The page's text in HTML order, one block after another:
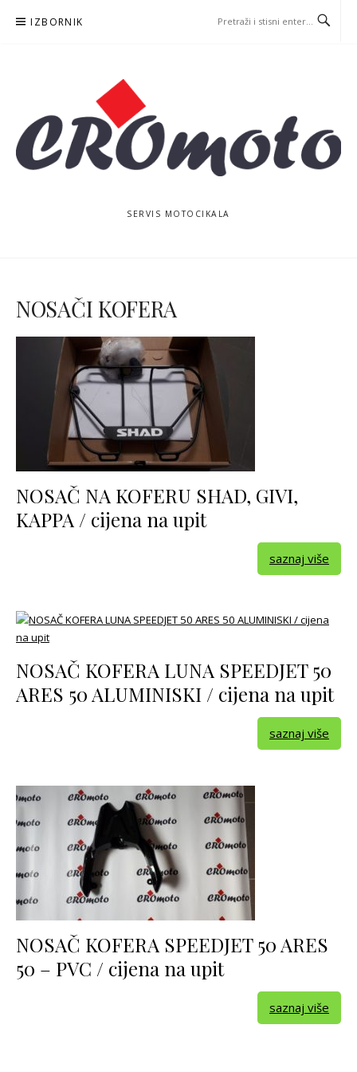
IZBORNIK
SERVIS MOTOCIKALA
NOSAČI KOFERA
NOSAČ NA KOFERU SHAD, GIVI,
KAPPA / cijena na upit
saznaj više
NOSAČ KOFERA LUNA SPEEDJET 50
ARES 50 ALUMINISKI / cijena na upit
saznaj više
NOSAČ KOFERA SPEEDJET 50 ARES
50 – PVC / cijena na upit
saznaj više